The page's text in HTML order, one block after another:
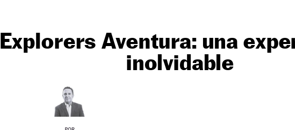
Explorers Aventura: una
inolvidable